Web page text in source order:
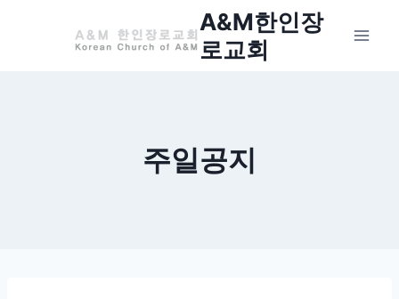
A&M한인장
로교회
주일공지